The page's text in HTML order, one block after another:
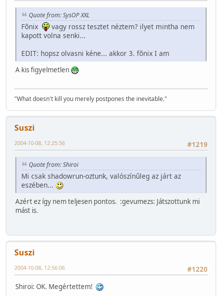
Quote from: SysOP XXL
Fõnix
vagy rossz tesztet néztem? ilyet mintha nem
kapott volna senki...
EDIT: hopsz olvasni kéne... akkor 3. fõnix I am
A kis figyelmetlen
"What doesn't kill you merely postpones the inevitable."
Suszi
#1219
2004-10-08, 12:25:56
Quote from: Shiroi
Mi csak shadowrun-oztunk, valószínûleg az járt az
eszében...
Azért ez így nem teljesen pontos. :gevumezs: Játszottunk mi
mást is.
Suszi
#1220
2004-10-08, 12:56:06
Shiroi: OK. Megértettem!